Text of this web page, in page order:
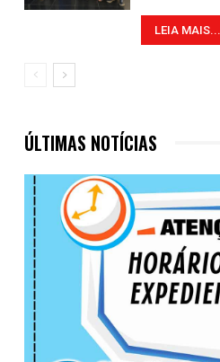
LEIA MAIS...
ÚLTIMAS NOTÍCIAS